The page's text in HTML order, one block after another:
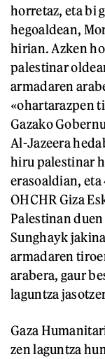
horretaz, eta bi
hegoaldean,
hirian. Azken
palestinar
armadaren
«ohartarazpen
Gazako
Al-Jazeera
hiru palestinar
erasoaldian,
OHCHR Giza
Palestinan
Sunghayk
armadaren
arabera, gaur
laguntza
Gaza
zen laguntza